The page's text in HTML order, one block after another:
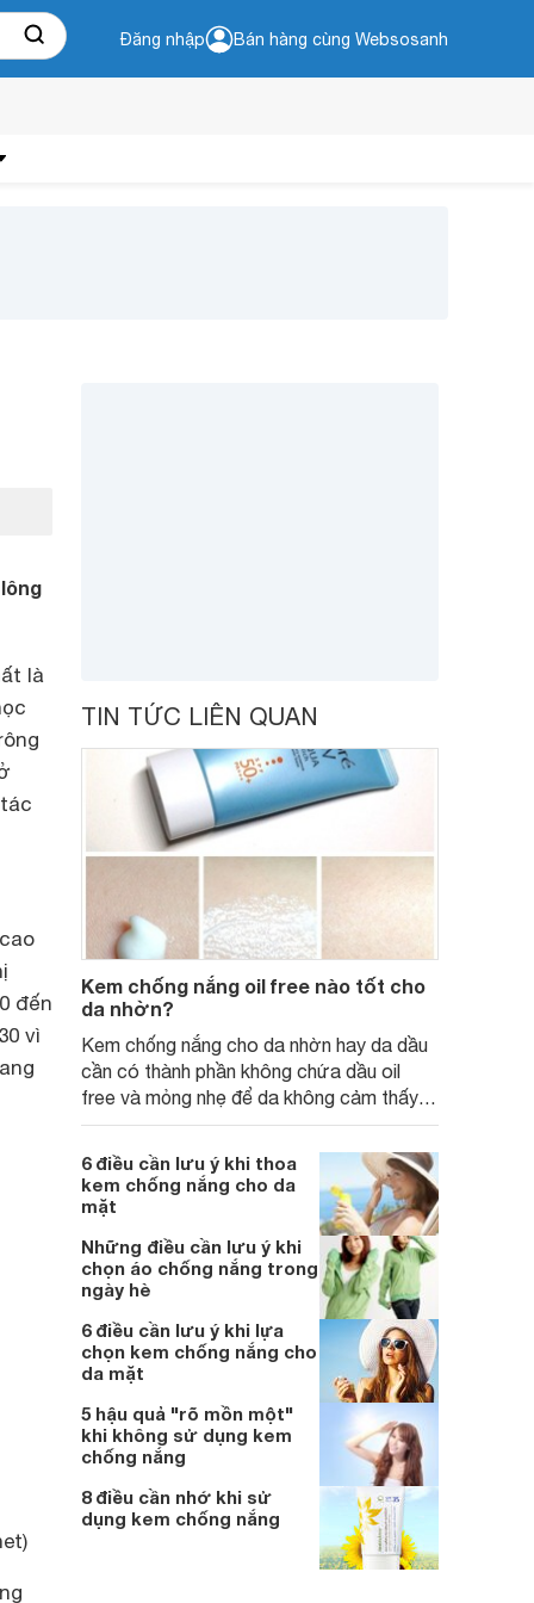
Đăng nhập Bán hàng cùng Websosanh
là
đến
vì
TIN TỨC LIÊN QUAN
Kem chống nắng oil free nào tốt cho
da nhờn?
Kem chống nắng cho da nhờn hay da dầu
cần có thành phần không chứa dầu oil
free và mỏng nhẹ để da không cảm thấy bí
bách và hạn chế tiết dầu nhiều hơn.
6 điều cần lưu ý khi thoa
kem chống nắng cho da
mặt
Những điều cần lưu ý khi
chọn áo chống nắng trong
ngày hè
6 điều cần lưu ý khi lựa
chọn kem chống nắng cho
da mặt
5 hậu quả "rõ mồn một"
khi không sử dụng kem
chống nắng
8 điều cần nhớ khi sử
dụng kem chống nắng